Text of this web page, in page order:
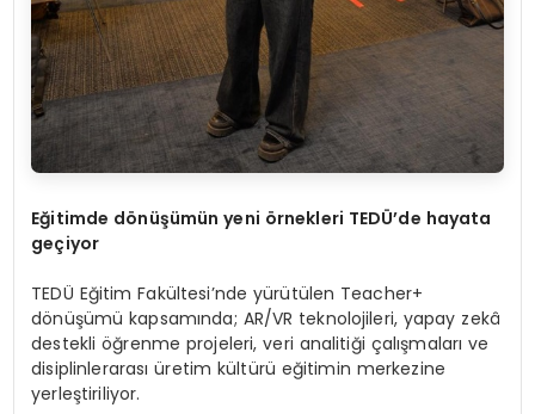
Eğitimde dönüşümün yeni örnekleri TEDÜ’de hayata
geçiyor
TEDÜ Eğitim Fakültesi’nde yürütülen Teacher+
dönüşümü kapsamında; AR/VR teknolojileri, yapay zekâ
destekli öğrenme projeleri, veri analitiği çalışmaları ve
disiplinlerarası üretim kültürü eğitimin merkezine
yerleştiriliyor.